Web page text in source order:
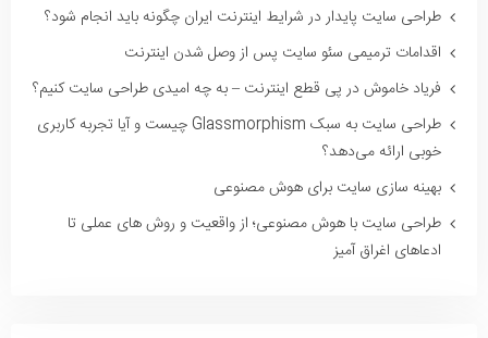
طراحی سایت پایدار در شرایط اینترنت ایران چگونه باید انجام شود؟
اقدامات ترمیمی سئو سایت پس از وصل شدن اینترنت
فریاد خاموش در پی قطع اینترنت – به چه امیدی طراحی سایت کنیم؟
طراحی سایت به سبک Glassmorphism چیست و آیا تجربه کاربری
خوبی ارائه می‌دهد؟
بهینه سازی سایت برای هوش مصنوعی
طراحی سایت با هوش مصنوعی؛ از واقعیت و روش های عملی تا
ادعاهای اغراق آمیز